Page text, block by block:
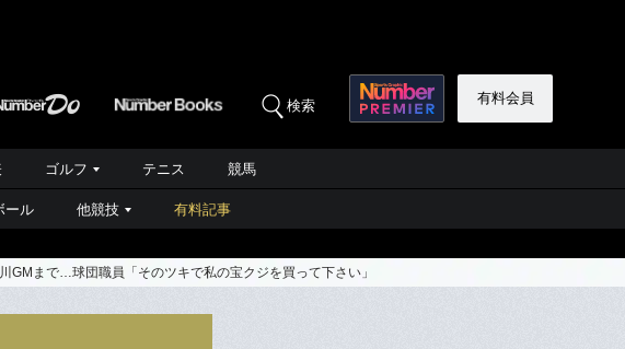
検索 有料会員
ゴルフ テニス 競馬
ール 他競技 有料記事
GMまで…球団職員「そのツキで私の宝クジを買って下さい」